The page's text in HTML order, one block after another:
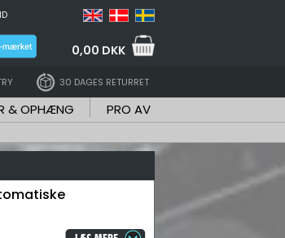
0,00 DKK
30 DAGES RETURRET
& OPHÆNG PRO AV